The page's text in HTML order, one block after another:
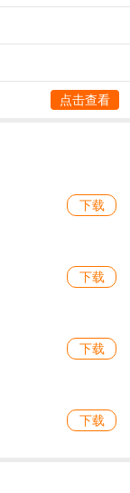
点击查看
下载
下载
下载
下载